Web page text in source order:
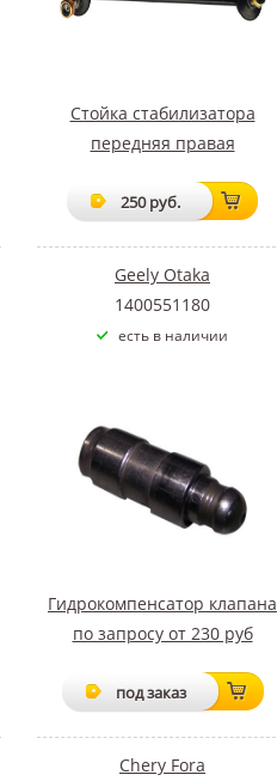
Стойка стабилизатора
передняя правая
250 руб.
Geely Otaka
1400551180
есть в наличии
Гидрокомпенсатор клапана
по запросу от 230 руб
под заказ
Chery Fora